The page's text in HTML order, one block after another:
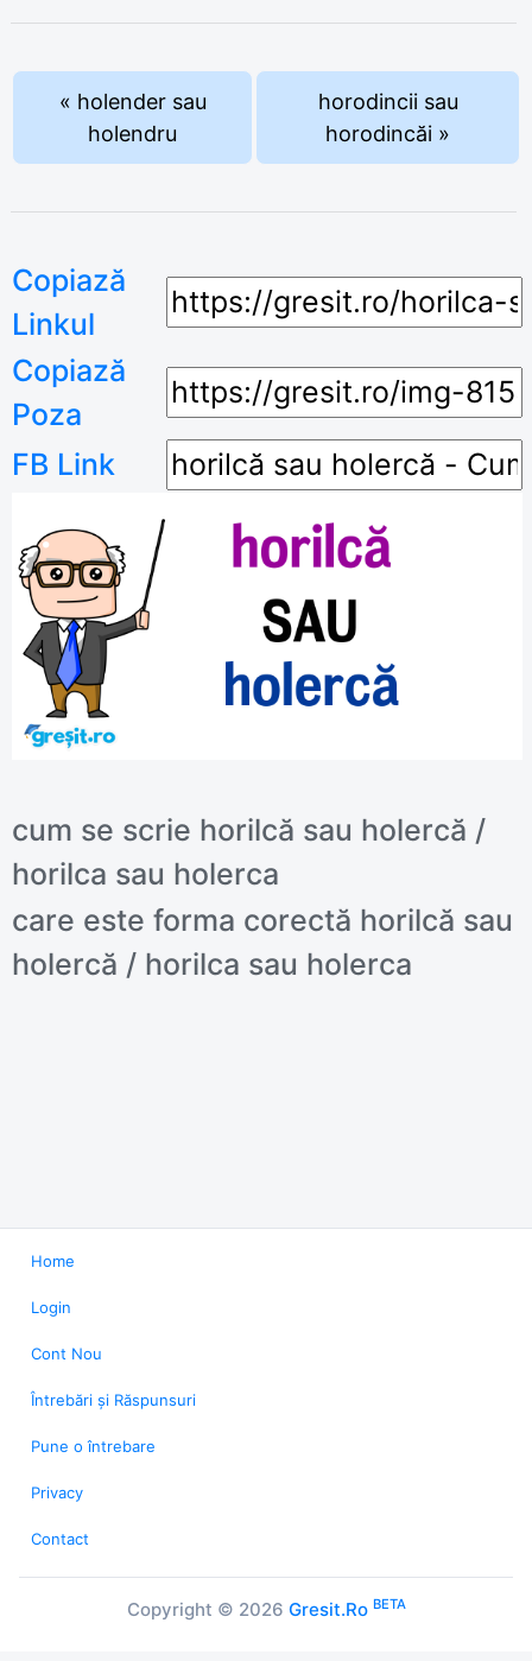
« holender sau
holendru
horodincii sau
horodincăi »
Copiază
Linkul
Copiază
Poza
FB Link
cum se scrie horilcă sau holercă /
horilca sau holerca
care este forma corectă horilcă sau
holercă / horilca sau holerca
Home
Login
Cont Nou
Întrebări și Răspunsuri
Pune o întrebare
Privacy
Contact
Copyright © 2026 Gresit.Ro BETA